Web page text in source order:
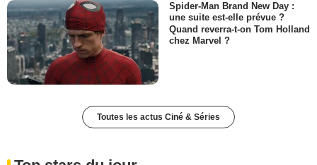
Spider-Man Brand New Day :
une suite est-elle prévue ?
Quand reverra-t-on Tom Holland
chez Marvel ?
Toutes les actus Ciné & Séries